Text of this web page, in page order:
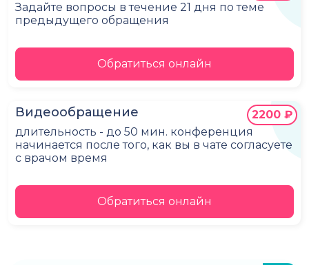
Задайте вопросы в течение 21 дня по теме
предыдущего обращения
Обратиться онлайн
Видеообращение
длительность - до 50 мин. конференция
начинается после того, как вы в чате согласуете
с врачом время
2200 ₽
Обратиться онлайн